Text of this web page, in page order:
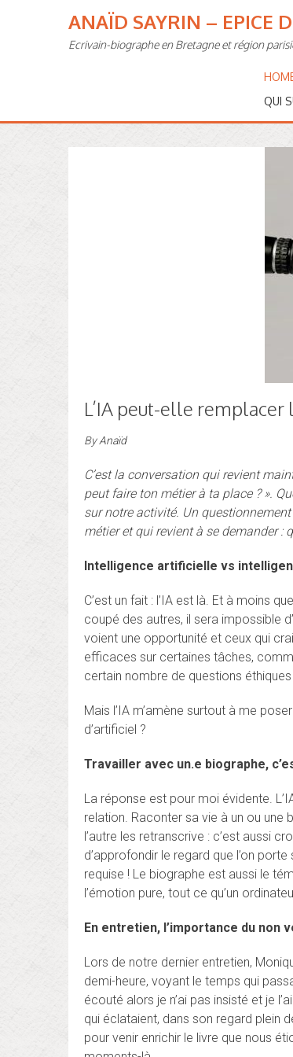
ANAÏD SAYRIN – EPICE
Ecrivain-biographe en Bretagne et région
QUI
L’IA peut-elle remplacer
ByAnaïd
C’est la conversation qui revient
peut faire ton métier à ta place ? ».
sur notre activité. Un
métier et qui revient à se demander :
Intelligence artificielle vs
C’est un fait : l’IA est là. Et à moins
coupé des autres, il sera impossible
voient une opportunité et ceux qui
efficaces sur certaines tâches,
certain nombre de questions
Mais l’IA m’amène surtout à me
d’artificiel ?
Travailler avec un.e biographe,
La réponse est pour moi évidente.
relation. Raconter sa vie à un ou une
l’autre les retranscrive : c’est aussi
d’approfondir le regard que l’on
requise ! Le biographe est aussi le
l’émotion pure, tout ce qu’un
En entretien, l’importance du non
Lors de notre dernier entretien,
demi-heure, voyant le temps qui
écouté alors je n’ai pas insisté et je
qui éclataient, dans son regard plein
pour venir enrichir le livre que nous